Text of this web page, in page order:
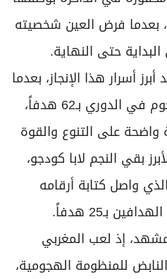
بعدما فرض العين شخصيته
حتى النهاية.
أسرار هذا الإنجاز، بعدما
امتلك العين أقوى خط هجوم في الدوري بـ62 هدفاً،
واضحة على التنوع والقوة
بقي النجم لابا كودجو،
واصل كتابة أرقامه
بـ25 هدفاً.
إذ لعب المغربي
للمنظومة الهجومية،